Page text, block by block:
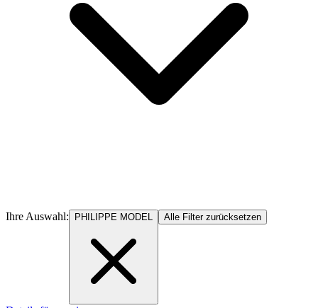
Ihre Auswahl: PHILIPPE MODEL Alle Filter zurücksetzen